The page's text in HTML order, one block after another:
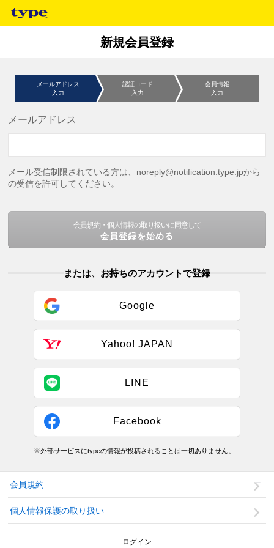
新規会員登録
メールアドレス
入力
認証コード
入力
会員情報
入力
メールアドレス
メール受信制限されている方は、noreply@notification.type.jpから
の受信を許可してください。
会員規約・個人情報の取り扱いに同意して
会員登録を始める
または、お持ちのアカウントで登録
Google
Yahoo! JAPAN
LINE
Facebook
※外部サービスにtypeの情報が投稿されることは一切ありません。
会員規約
個人情報保護の取り扱い
ログイン